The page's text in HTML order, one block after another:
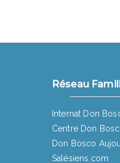
Réseau
Internat Don
Centre Don
Don Bosco
Salésiens.com